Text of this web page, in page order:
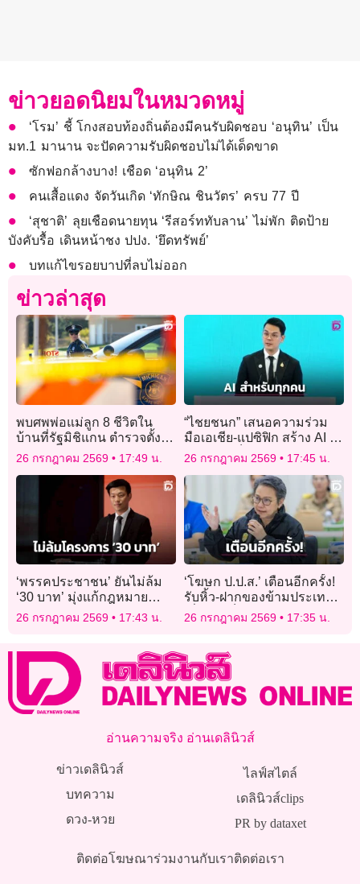
ข่าวยอดนิยมในหมวดหมู่
‘โรม’ ชี้ โกงสอบท้องถิ่นต้องมีคนรับผิดชอบ ‘อนุทิน’ เป็น
มท.1 มานาน จะปัดความรับผิดชอบไม่ได้เด็ดขาด
ซักฟอกล้างบาง! เชือด ‘อนุทิน 2’
คนเสื้อแดง จัดวันเกิด ‘ทักษิณ ชินวัตร’ ครบ 77 ปี
‘สุชาติ’ ลุยเชือดนายทุน ‘รีสอร์ททับลาน’ ไม่พัก ติดป้าย
บังคับรื้อ เดินหน้าชง ปปง. ‘ยึดทรัพย์’
บทแก้ไขรอยบาปที่ลบไม่ออก
ข่าวล่าสุด
พบศพพ่อแม่ลูก 8 ชีวิตใน
บ้านที่รัฐมิชิแกน ตำรวจตั้ง
ปมฆาตกรรมในครอบครัว
26 กรกฎาคม 2569 17:49 น.
“ไชยชนก” เสนอความร่วม
มือเอเชีย-แปซิฟิก สร้าง AI ที่
ปลอดภัยเป็นประโยชน์ต่อทุก
26 กรกฎาคม 2569 17:45 น.
‘พรรคประชาชน’ ยันไม่ล้ม
‘30 บาท’ มุ่งแก้กฎหมาย
‘บัตรทอง’ ให้มีประสิทธิภาพ
26 กรกฎาคม 2569 17:43 น.
‘โฆษก ป.ป.ส.’ เตือนอีกครั้ง!
รับหิ้ว-ฝากของข้ามประเทศ
เสี่ยงตกเป็นเครือข่ายค้ายา
เสพติดข้ามชาติ
26 กรกฎาคม 2569 17:35 น.
อ่านความจริง อ่านเดลินิวส์
ข่าวเดลินิวส์
บทความ
ดวง-หวย
ไลฟ์สไตล์
เดลินิวส์clips
PR by dataxet
ติดต่อโฆษณาร่วมงานกับเราติดต่อเรา